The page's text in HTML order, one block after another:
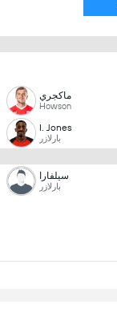
ماكجري
Howson
I. Jones
بارلازر
سيلفارا
بارلازر